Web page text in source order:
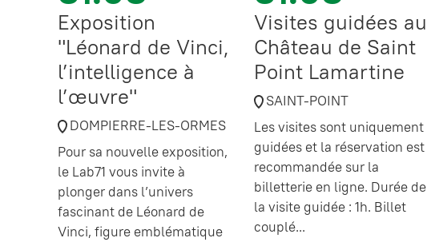
Exposition
"Léonard de Vinci,
l’intelligence à
l’œuvre"
DOMPIERRE-LES-ORMES
Pour sa nouvelle exposition,
le Lab71 vous invite à
plonger dans l’univers
fascinant de Léonard de
Vinci, figure emblématique
Visites guidées au
Château de Saint
Point Lamartine
SAINT-POINT
Les visites sont uniquement
guidées et la réservation est
recommandée sur la
billetterie en ligne. Durée de
la visite guidée : 1h. Billet
couplé...